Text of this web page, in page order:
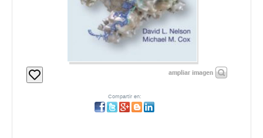
ampliar imagen
Compartir en: